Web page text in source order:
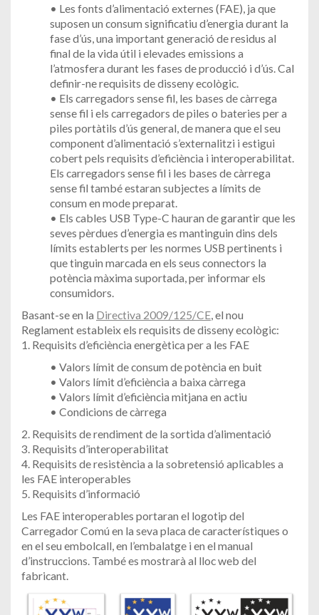
• Les fonts d’alimentació externes (FAE), ja que
suposen un consum significatiu d’energia durant la
fase d’ús, una important generació de residus al
final de la vida útil i elevades emissions a
l’atmosfera durant les fases de producció i d’ús. Cal
definir-ne requisits de disseny ecològic.
• Els carregadors sense fil, les bases de càrrega
sense fil i els carregadors de piles o bateries per a
piles portàtils d’ús general, de manera que el seu
component d’alimentació s’externalitzi i estigui
cobert pels requisits d’eficiència i interoperabilitat.
Els carregadors sense fil i les bases de càrrega
sense fil també estaran subjectes a límits de
consum en mode preparat.
• Els cables USB Type-C hauran de garantir que les
seves pèrdues d’energia es mantinguin dins dels
límits establerts per les normes USB pertinents i
que tinguin marcada en els seus connectors la
potència màxima suportada, per informar els
consumidors.
Basant-se en la Directiva 2009/125/CE , el nou
Reglament estableix els requisits de disseny ecològic:
1. Requisits d’eficiència energètica per a les FAE
• Valors límit de consum de potència en buit
• Valors límit d’eficiència a baixa càrrega
• Valors límit d’eficiència mitjana en actiu
• Condicions de càrrega
2. Requisits de rendiment de la sortida d’alimentació
3. Requisits d’interoperabilitat
4. Requisits de resistència a la sobretensió aplicables a
les FAE interoperables
5. Requisits d’informació
Les FAE interoperables portaran el logotip del
Carregador Comú en la seva placa de característiques o
en el seu embolcall, en l’embalatge i en el manual
d’instruccions. També es mostrarà al lloc web del
fabricant.